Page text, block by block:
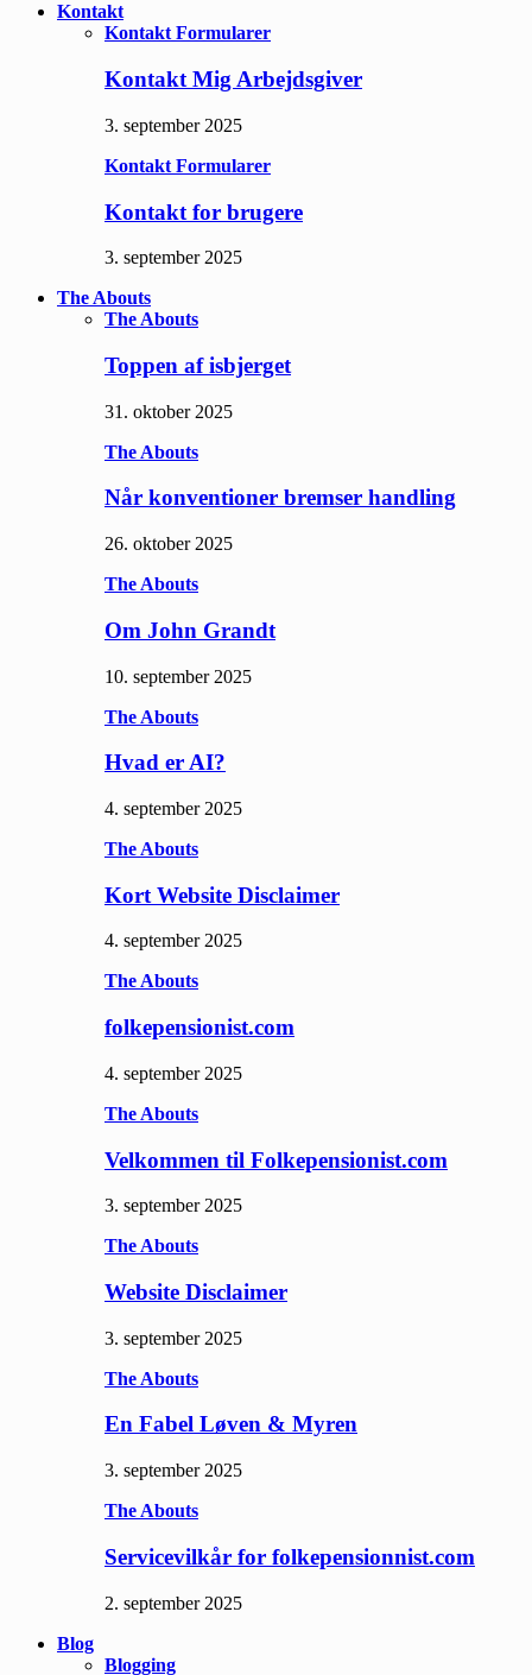
Kontakt
Kontakt Formularer
Kontakt Mig Arbejdsgiver
3. september 2025
Kontakt Formularer
Kontakt for brugere
3. september 2025
The Abouts
The Abouts
Toppen af isbjerget
31. oktober 2025
The Abouts
Når konventioner bremser handling
26. oktober 2025
The Abouts
Om John Grandt
10. september 2025
The Abouts
Hvad er AI?
4. september 2025
The Abouts
Kort Website Disclaimer
4. september 2025
The Abouts
folkepensionist.com
4. september 2025
The Abouts
Velkommen til Folkepensionist.com
3. september 2025
The Abouts
Website Disclaimer
3. september 2025
The Abouts
En Fabel Løven & Myren
3. september 2025
The Abouts
Servicevilkår for folkepensionnist.com
2. september 2025
Blog
Blogging